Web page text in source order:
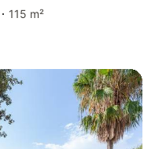
115 m²